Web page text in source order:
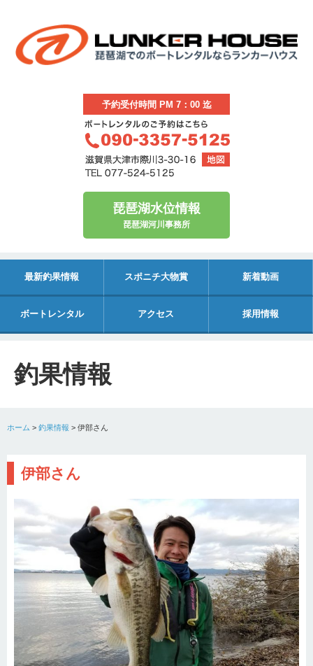
予約受付時間 PM 7：00 迄
琵琶湖水位情報
琵琶湖河川事務所
最新釣果情報 スポニチ大物賞 新着動画
ボートレンタル アクセス 採用情報
釣果情報
ホーム > 釣果情報 > 伊部さん
伊部さん